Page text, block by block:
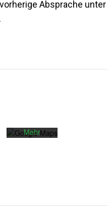
Absprache unter
Karte
Mehr
Maps immer